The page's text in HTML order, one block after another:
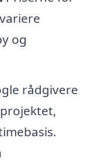
og
rådgivere